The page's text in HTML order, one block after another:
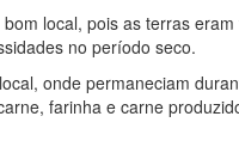
local, pois as terras
no período seco.
onde permaneciam
farinha e carne